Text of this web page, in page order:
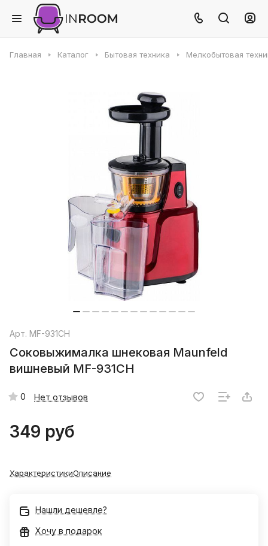
Главная Каталог Бытовая техника Мелкобытовая
Арт. MF-931CH
Соковыжималка шнековая Maunfeld
вишневый MF-931CH
0 Нет отзывов
349 руб
ХарактеристикиОписание
Нашли дешевле?
Хочу в подарок